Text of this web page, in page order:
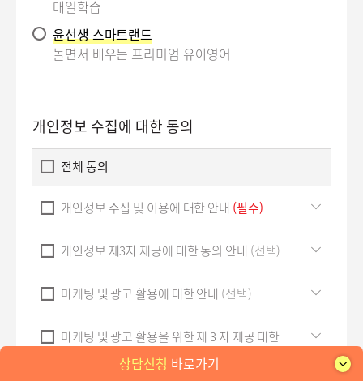
상담신청 바로가기
매일학습
윤선생 스마트랜드
놀면서 배우는 프리미엄 유아영어
개인정보 수집에 대한 동의
전체 동의
개인정보 수집 및 이용에 대한 안내 (필수)
보
개인정보 제3자 제공에 대한 동의 안내 (선택)
보
마케팅 및 광고 활용에 대한 안내 (선택)
보
마케팅 및 광고 활용을 위한 제 3 자 제공 대한
(선택) 체
보